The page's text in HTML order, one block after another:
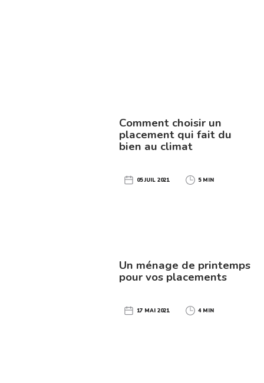
Comment choisir un
placement qui fait du
bien au climat
05 JUIL 2021 5 MIN
Un ménage de printemps
pour vos placements
17 MAI 2021 4 MIN